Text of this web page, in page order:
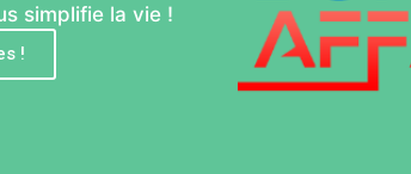
simplifie la vie !
!